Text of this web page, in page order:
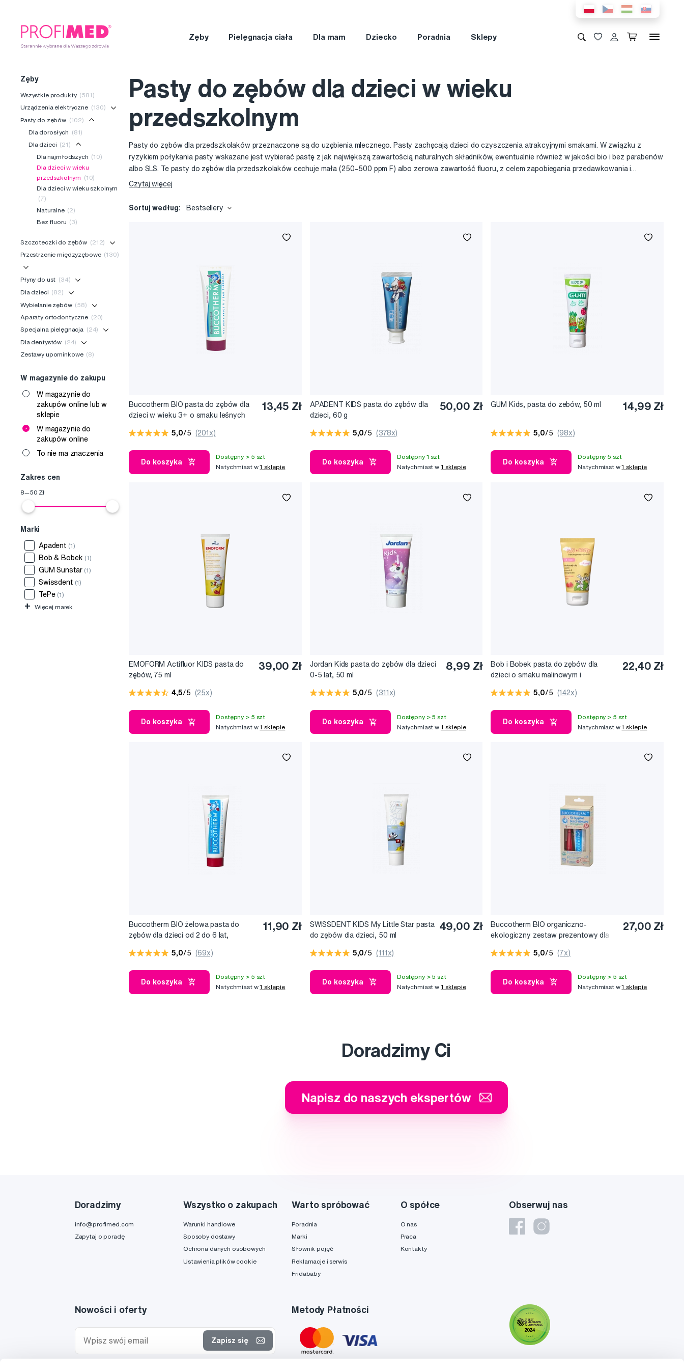
Zęby Pielęgnacja ciała Dla mam Dziecko Poradnia Sklepy
Zęby
Wszystkie produkty (581)
Urządzenia elektryczne (130)
Pasty do zębów (102)
Dla dorosłych (81)
Dla dzieci (21)
Dla najmłodszych (10)
Dla dzieci w wieku
przedszkolnym (10)
Dla dzieci w wieku szkolnym
(7)
Naturalne (2)
Bez fluoru (3)
Szczoteczki do zębów (212)
Przestrzenie międzyzębowe (130)
Płyny do ust (34)
Dla dzieci (82)
Wybielanie zębów (58)
Aparaty ortodontyczne (20)
Specjalna pielęgnacja (24)
Dla dentystów (24)
Zestawy upominkowe (8)
W magazynie do zakupu
W magazynie do
zakupów online lub w
sklepie
W magazynie do
zakupów online
To nie ma znaczenia
Zakres cen
8—50 Zł
Marki
Apadent (1)
Bob & Bobek (1)
GUM Sunstar (1)
Swissdent (1)
TePe (1)
+ Więcej marek
Pasty do zębów dla dzieci w wieku
przedszkolnym
Pasty do zębów dla przedszkolaków przeznaczone są do uzębienia mlecznego. Pasty zachęcają dzieci do czyszczenia atrakcyjnymi smakami. W związku z
ryzykiem połykania pasty wskazane jest wybierać pastę z jak największą zawartością naturalnych składników, ewentualnie również w jakości bio i bez parabenów
albo SLS. Te pasty do zębów dla przedszkolaków cechuje mała (250–500 ppm F) albo zerowa zawartość fluoru, z celem zapobiegania przedawkowania i
pojawienia się fluorozy – żółtawych albo brązowych plam na stałych zębach. Nowoczesne pasty do zębów dla dzieci zawierają na przykład izomalt, który
Czytaj więcej
Sortuj według: Bestsellery
Buccotherm BIO pasta do zębów dla
dzieci w wieku 3+ o smaku leśnych
13,45 Zł
5,0/5 (201x)
Do koszyka
Dostępny > 5 szt
Natychmiast w1 sklepie
APADENT KIDS pasta do zębów dla
dzieci, 60 g
50,00 Zł
5,0/5 (378x)
Do koszyka
Dostępny 1 szt
Natychmiast w 1 sklepie
GUM Kids, pasta do zebów, 50 ml 14,99 Zł
5,0/5 (98x)
Do koszyka
Dostępny 5 szt
Natychmiast w1 sklepie
EMOFORM Actifluor KIDS pasta do
zębów, 75 ml
39,00 Zł
4,5/5 (25x)
Do koszyka
Dostępny > 5 szt
Natychmiast w1 sklepie
Jordan Kids pasta do zębów dla dzieci
0-5 lat, 50 ml
8,99 Zł
5,0/5 (311x)
Do koszyka
Dostępny > 5 szt
Natychmiast w 1 sklepie
Bob i Bobek pasta do zębów dla
dzieci o smaku malinowym i
22,40 Zł
5,0/5 (142x)
Do koszyka
Dostępny > 5 szt
Natychmiast w1 sklepie
Buccotherm BIO żelowa pasta do
zębów dla dzieci od 2 do 6 lat,
11,90 Zł
5,0/5 (69x)
Do koszyka
Dostępny > 5 szt
Natychmiast w1 sklepie
SWISSDENT KIDS My Little Star pasta
do zębów dla dzieci, 50 ml
49,00 Zł
5,0/5 (111x)
Do koszyka
Dostępny > 5 szt
Natychmiast w 1 sklepie
Buccotherm BIO organiczno-
ekologiczny zestaw prezentowy dla
truskawkowy
27,00 Zł
5,0/5 (7x)
Do koszyka
Dostępny > 5 szt
Natychmiast w1 sklepie
Doradzimy Ci
Napisz do naszych ekspertów
Obserwuj nas
Doradzimy
info@profimed.com
Zapytaj o poradę
Wszystko o zakupach
Warunki handlowe
Sposoby dostawy
Ochrona danych osobowych
Ustawienia plików cookie
Warto spróbować
Poradnia
Marki
Słownik pojęć
Reklamacje i serwis
Fridababy
O spółce
O nas
Praca
Kontakty
Nowości i oferty
Zapisz się
Metody Płatności